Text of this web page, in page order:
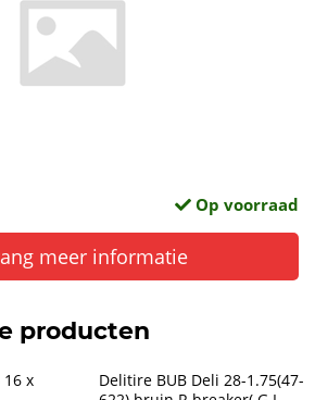
Op voorraad
meer informatie
producten
x
Delitire BUB Deli 28-1.75(47-